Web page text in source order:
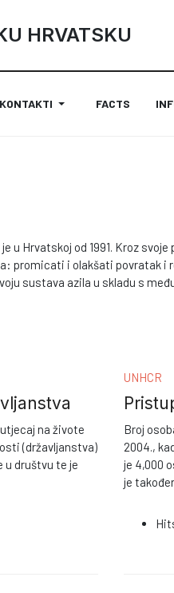
HRVATSKU
KONTAKTI FACTS
u Hrvatskoj od 1991. Kroz
promicati i olakšati povratak i
sustava azila u skladu s
na živote
(državljanstva)
u društvu te je
UNHCR
Broj
2004.,
je 4,000
je